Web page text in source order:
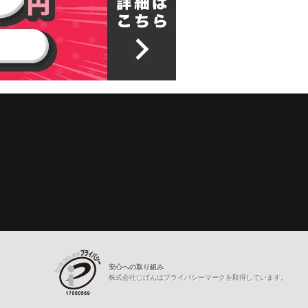
安心への取り組み
株式会社じげんはプライバシーマークを取得しています。